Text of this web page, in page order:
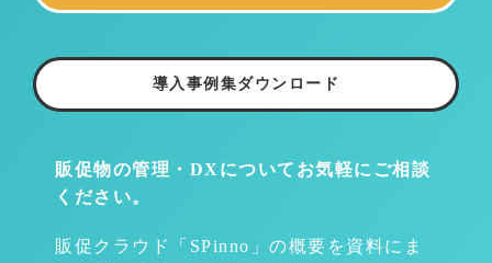
販促物の管理・DXについて お気軽にご相談
ください。
販促クラウド「SPinno」の概要を資料にま
導入事例集ダウンロード